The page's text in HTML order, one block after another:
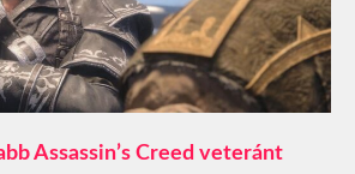
Assassin’s Creed veteránt